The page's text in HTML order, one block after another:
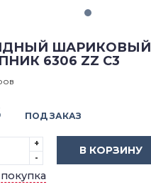
ШАРИКОВЫЙ
6306 ZZ C3
ПОД ЗАКАЗ
+
-
В КОРЗИНУ